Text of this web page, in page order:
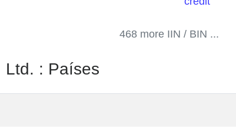
468 more IIN / BIN ...
Ltd. : Países